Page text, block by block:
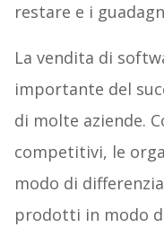
restare e i
La vendita di
importante del
di molte aziende.
competitivi, le
modo di
prodotti in modo